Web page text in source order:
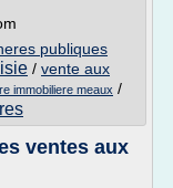
publiques
/ vente aux
immobiliere meaux /
ventes aux